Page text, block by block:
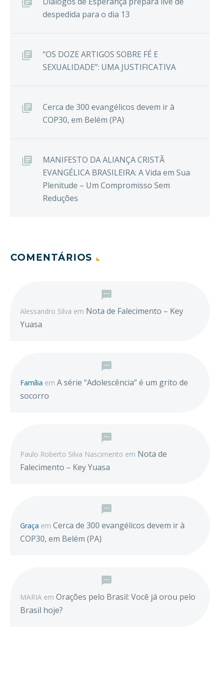
despedida para o dia 13
“OS DOZE ARTIGOS SOBRE FÉ E
SEXUALIDADE”: UMA JUSTIFICATIVA
Cerca de 300 evangélicos devem ir à
COP30, em Belém (PA)
MANIFESTO DA ALIANÇA CRISTÃ
EVANGÉLICA BRASILEIRA: A Vida em Sua
Plenitude – Um Compromisso Sem
Reduções
COMENTÁRIOS
Alessandro Silva em Nota de Falecimento – Key
Yuasa
Família em A série “Adolescência” é um grito de
socorro
Paulo Roberto Silva Nascimento em Nota de
Falecimento – Key Yuasa
Graça em Cerca de 300 evangélicos devem ir à
COP30, em Belém (PA)
MARIA em Orações pelo Brasil: Você já orou pelo
Brasil hoje?